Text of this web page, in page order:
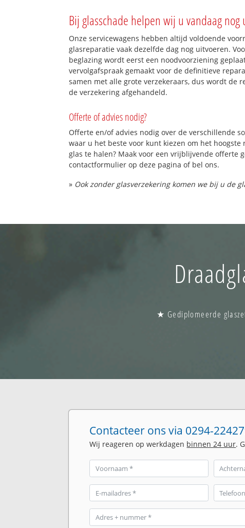
Bij glasschade helpen wij u vandaag nog
Onze servicewagens hebben altijd voldoende
glasreparatie vaak dezelfde dag nog uitvoeren.
beglazing wordt eerst een noodvoorziening
vervolgafspraak gemaakt voor de definitieve
samen met alle grote verzekeraars, dus wordt de
de verzekering afgehandeld.
Offerte of advies nodig?
Offerte en/of advies nodig over de verschillende
waar u het beste voor kunt kiezen om het
glas te halen? Maak voor een vrijblijvende offerte
contactformulier op deze pagina of bel ons.
» Ook zonder glasverzekering komen we bij u de
★ Gediplomeerde
Contacteer ons via 0294-
Wij reageren op werkdagen binnen 24 uur.